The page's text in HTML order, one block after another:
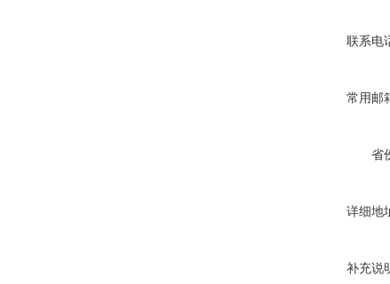
联系电
常用邮
省
详细地
补充说